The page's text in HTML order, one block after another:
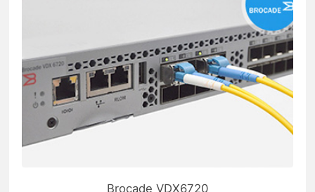
Brocade VDX6720